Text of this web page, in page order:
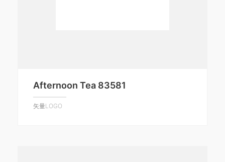
Afternoon Tea 83581
矢量LOGO